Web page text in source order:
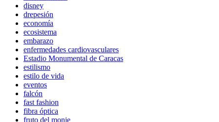
disney
drepesión
economía
ecosistema
embarazo
enfermedades cardiovasculares
Estadio Monumental de Caracas
estilismo
estilo de vida
eventos
falcón
fast fashion
fibra óptica
fruto del monje